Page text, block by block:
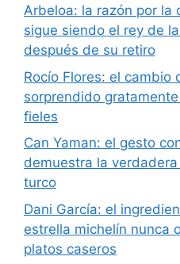
Arbeloa: la razón por la
sigue siendo el rey de
después de su retiro
Rocío Flores: el cambio
sorprendido
fieles
Can Yaman: el gesto
demuestra la
turco
Dani García: el
estrella michelín nunca
platos caseros